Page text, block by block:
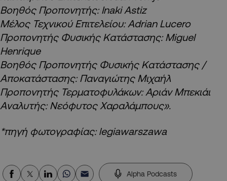
Boηθός Προπονητής: Inaki Astiz
Μέλος Τεχνικού Επιτελείου: Αdrian Lucero
Προπονητής Φυσικής Κατάστασης: Miguel
Henrique
Βοηθός Προπονητής Φυσικής Κατάστασης /
Αποκατάστασης: Παναγιώτης Μιχαήλ
Προπονητής Τερματοφυλάκων: Αριάν Μπεκιάι
Aναλυτής: Νεόφυτος Χαραλάμπους».
*πηγή φωτογραφίας:legiawarszawa
Alpha Podcasts